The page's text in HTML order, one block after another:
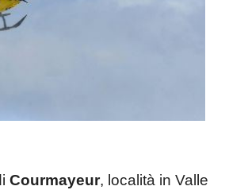
Courmayeur, località in Valle